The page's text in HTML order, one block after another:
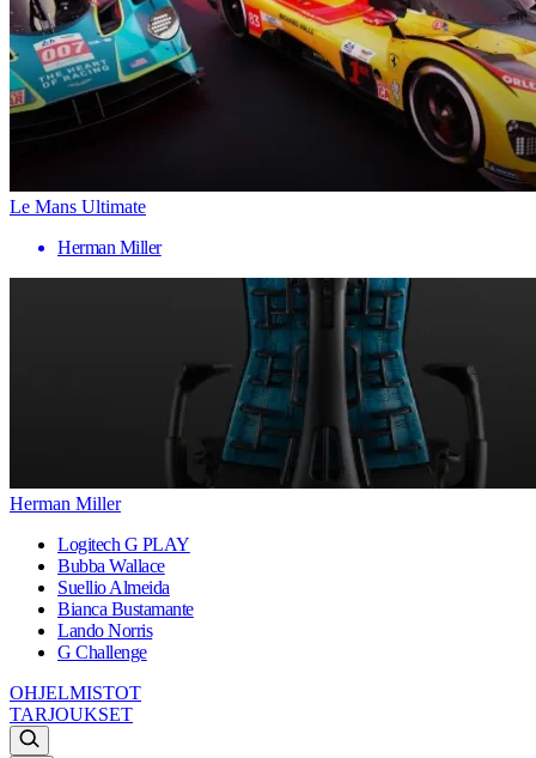
Le Mans Ultimate
Herman Miller
Herman Miller
Logitech G PLAY
Bubba Wallace
Suellio Almeida
Bianca Bustamante
Lando Norris
G Challenge
OHJELMISTOT
TARJOUKSET